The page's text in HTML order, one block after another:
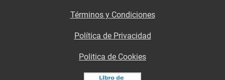
Términos y Condiciones
Política de Privacidad
Politica de Cookies